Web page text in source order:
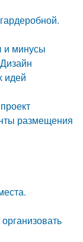
и минусы
идей
размещения